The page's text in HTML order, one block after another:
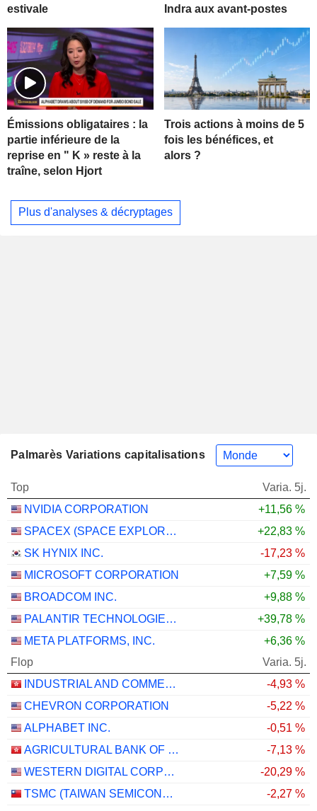
estivale
Indra aux avant-postes
Émissions obligataires : la
partie inférieure de la
reprise en " K » reste à la
traîne, selon Hjort
Trois actions à moins de 5
fois les bénéfices, et
alors ?
Plus d'analyses & décryptages
Palmarès Variations capitalisations
Top
Varia. 5j.
NVIDIA CORPORATION
+11,56 %
SPACEX (SPACE EXPLORATION TECHNOLOGIES)
+22,83 %
SK HYNIX INC.
-17,23 %
MICROSOFT CORPORATION
+7,59 %
BROADCOM INC.
+9,88 %
PALANTIR TECHNOLOGIES INC.
+39,78 %
META PLATFORMS, INC.
+6,36 %
Flop
Varia. 5j.
INDUSTRIAL AND COMMERCIAL BANK OF CHINA LIMITED
-4,93 %
CHEVRON CORPORATION
-5,22 %
ALPHABET INC.
-0,51 %
AGRICULTURAL BANK OF CHINA LIMITED
-7,13 %
WESTERN DIGITAL CORPORATION
-20,29 %
TSMC (TAIWAN SEMICONDUCTOR MANUFACTURING COMPANY)
-2,27 %